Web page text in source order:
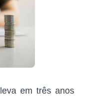
em três anos